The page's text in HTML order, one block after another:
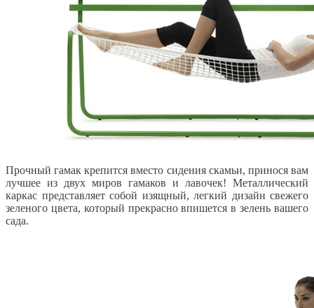
Прочный гамак крепится вместо сидения скамьи, принося вам
лучшее из двух миров гамаков и лавочек! Металлический
каркас представляет собой изящный, легкий дизайн свежего
зеленого цвета, который прекрасно впишется в зелень вашего
сада.